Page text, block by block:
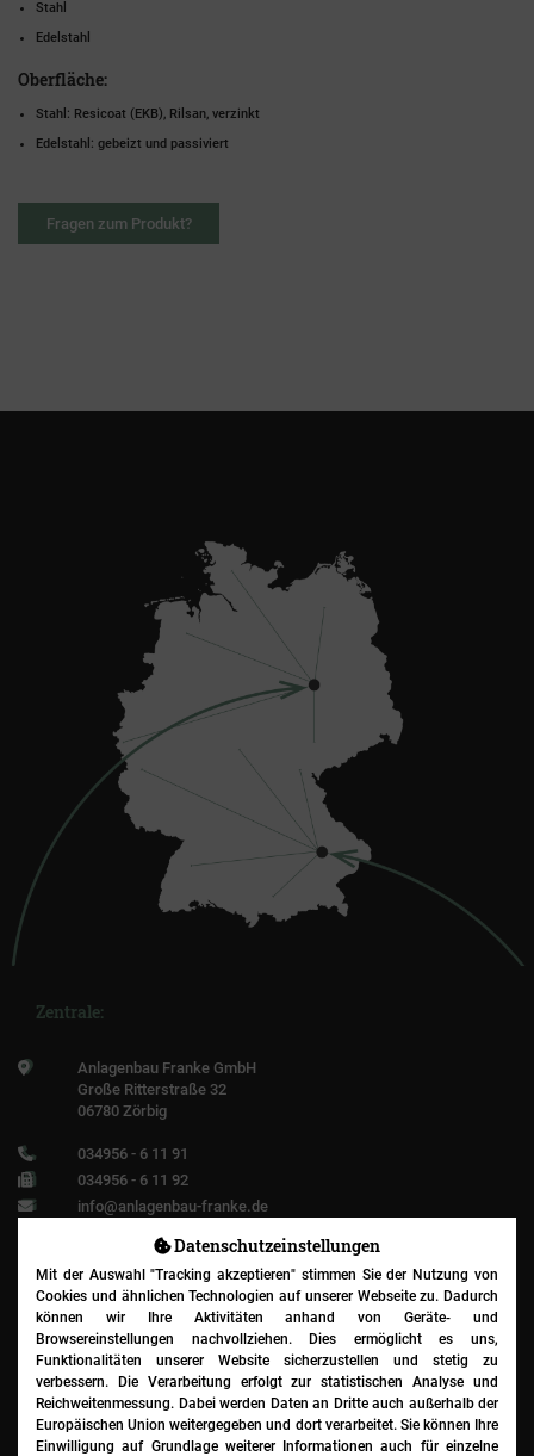
Stahl
Edelstahl
Oberfläche:
Stahl: Resicoat (EKB), Rilsan, verzinkt
Edelstahl: gebeizt und passiviert
Fragen zum Produkt?
Zentrale:
Anlagenbau Franke GmbH
Große Ritterstraße 32
06780 Zörbig
034956 - 6 11 91
034956 - 6 11 92
info@anlagenbau-franke.de
Niederlassung:
Anlagenbau Franke GmbH
Im Haslet 36
93086 Wörth a.d. Donau
Datenschutz­einstellungen
Mit der Auswahl "Tracking akzeptieren" stimmen Sie der Nutzung von
Cookies und ähnlichen Technologien auf unserer Webseite zu. Dadurch
können wir Ihre Aktivitäten anhand von Geräte- und
Browsereinstellungen nachvollziehen. Dies ermöglicht es uns,
Funktionalitäten unserer Website sicherzustellen und stetig zu
verbessern. Die Verarbeitung erfolgt zur statistischen Analyse und
Reichweitenmessung. Dabei werden Daten an Dritte auch außerhalb der
Europäischen Union weitergegeben und dort verarbeitet. Sie können Ihre
Einwilligung auf Grundlage weiterer Informationen auch für einzelne